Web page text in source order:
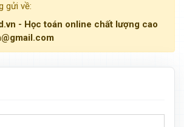
gửi về:
- Học toán online chất lượng cao